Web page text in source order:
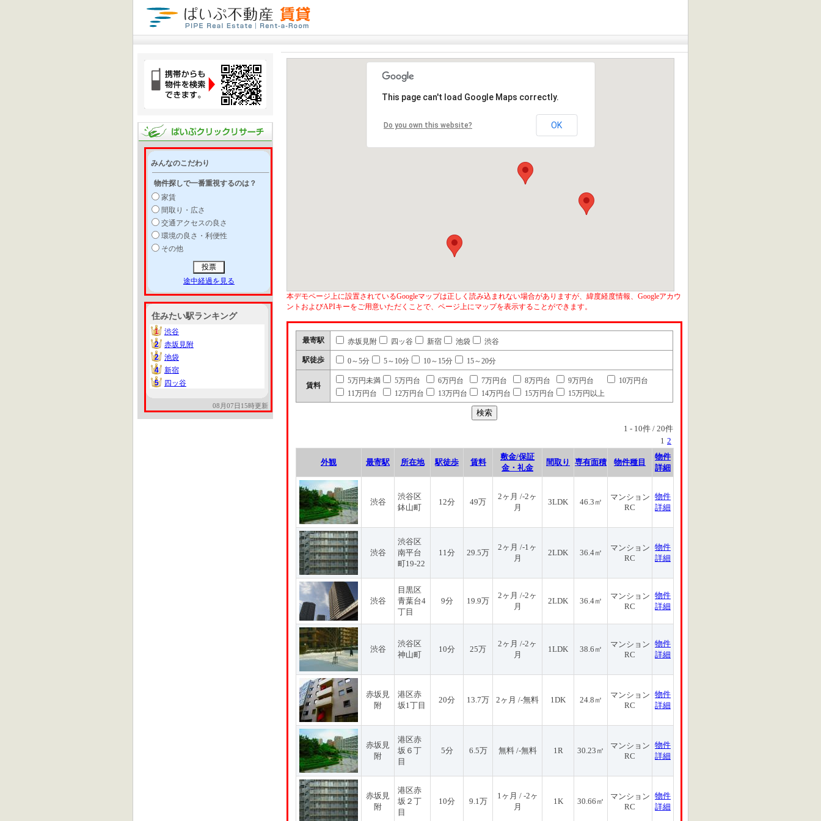
みんなのこだわり
物件探しで一番重視するのは？
家賃
間取り・広さ
交通アクセスの良さ
環境の良さ・利便性
その他
途中経過を見る
住みたい駅ランキング
1
1
渋谷
2
2
赤坂見附
2
2
池袋
4
4
新宿
5
5 四ッ谷
08月07日15時更新
This page can't load Google Maps correctly.
Do you own this website? OK
本デモページ上に設置されているGoogleマップは正しく読み込まれない場合がありますが、緯度経度情報、Googleアカウ
ントおよびAPIキーをご用意いただくことで、ページ上にマップを表示することができます。
最寄駅 赤坂見附 四ッ谷 新宿 池袋 渋谷
駅徒歩 0～5分 5～10分 10～15分 15～20分
賃料
5万円未満 5万円台 6万円台 7万円台 8万円台 9万円台
10万円台
11万円台
12万円台 13万円台 14万円台 15万円台 15万円以上
1 - 10件 / 20件
1 2
外観 最寄駅 所在地 駅徒歩 賃料
敷金/保証
金・礼金
間取り 専有面積 物件種目
物件
詳細
渋谷
渋谷区
鉢山町
12分 49万
2ヶ月 /-2ヶ
月
3LDK 46.3㎡
マンション
RC
物件
詳細
渋谷
渋谷区
南平台
町19-22
11分 29.5万
2ヶ月 /-1ヶ
月
2LDK 36.4㎡
マンション
RC
物件
詳細
渋谷
目黒区
青葉台4
丁目
9分 19.9万
2ヶ月 /-2ヶ
月
2LDK 36.4㎡
マンション
RC
物件
詳細
渋谷
渋谷区
神山町
10分 25万
2ヶ月 /-2ヶ
月
1LDK 38.6㎡
マンション
RC
物件
詳細
赤坂見
附
港区赤
坂1丁目
20分 13.7万 2ヶ月 /-無料 1DK 24.8㎡
マンション
RC
物件
詳細
赤坂見
附
港区赤
坂６丁
目
5分 6.5万 無料 /-無料 1R 30.23㎡
マンション
RC
物件
詳細
赤坂見
附
港区赤
坂２丁
目
10分 9.1万
1ヶ月 / -2ヶ
月
1K 30.66㎡
マンション
RC
物件
詳細